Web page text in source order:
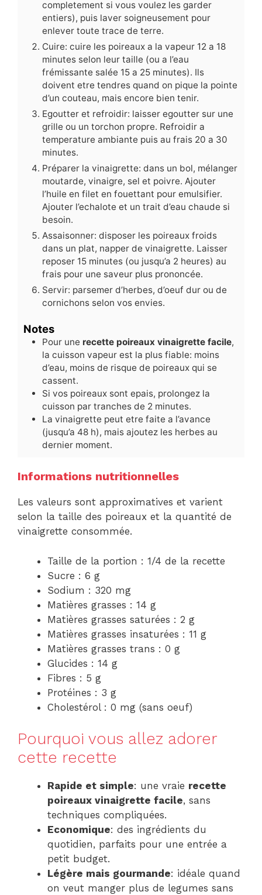
completement si vous voulez les garder
entiers), puis laver soigneusement pour
enlever toute trace de terre.
Cuire: cuire les poireaux a la vapeur 12 a 18
minutes selon leur taille (ou a l’eau
frémissante salée 15 a 25 minutes). Ils
doivent etre tendres quand on pique la pointe
d’un couteau, mais encore bien tenir.
Egoutter et refroidir: laisser egoutter sur une
grille ou un torchon propre. Refroidir a
temperature ambiante puis au frais 20 a 30
minutes.
Préparer la vinaigrette: dans un bol, mélanger
moutarde, vinaigre, sel et poivre. Ajouter
l’huile en filet en fouettant pour emulsifier.
Ajouter l’echalote et un trait d’eau chaude si
besoin.
Assaisonner: disposer les poireaux froids
dans un plat, napper de vinaigrette. Laisser
reposer 15 minutes (ou jusqu’a 2 heures) au
frais pour une saveur plus prononcée.
Servir: parsemer d’herbes, d’oeuf dur ou de
cornichons selon vos envies.
Notes
Pour une recette poireaux vinaigrette facile,
la cuisson vapeur est la plus fiable: moins
d’eau, moins de risque de poireaux qui se
cassent.
Si vos poireaux sont epais, prolongez la
cuisson par tranches de 2 minutes.
La vinaigrette peut etre faite a l’avance
(jusqu’a 48 h), mais ajoutez les herbes au
dernier moment.
Informations nutritionnelles
Les valeurs sont approximatives et varient
selon la taille des poireaux et la quantité de
vinaigrette consommée.
Taille de la portion : 1/4 de la recette
Sucre : 6 g
Sodium : 320 mg
Matières grasses : 14 g
Matières grasses saturées : 2 g
Matières grasses insaturées : 11 g
Matières grasses trans : 0 g
Glucides : 14 g
Fibres : 5 g
Protéines : 3 g
Cholestérol : 0 mg (sans oeuf)
Pourquoi vous allez adorer
cette recette
Rapide et simple: une vraie recette
poireaux vinaigrette facile, sans
techniques compliquées.
Economique: des ingrédients du
quotidien, parfaits pour une entrée a
petit budget.
Légère mais gourmande: idéale quand
on veut manger plus de legumes sans